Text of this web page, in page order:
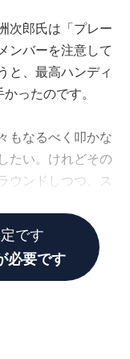
次郎氏は「プレー
ンバーを注意して
と、最高ハンディ
ったのです。
もなるべく叩かな
たい。けれどその
ウンドしつつ、ス
です
必要です